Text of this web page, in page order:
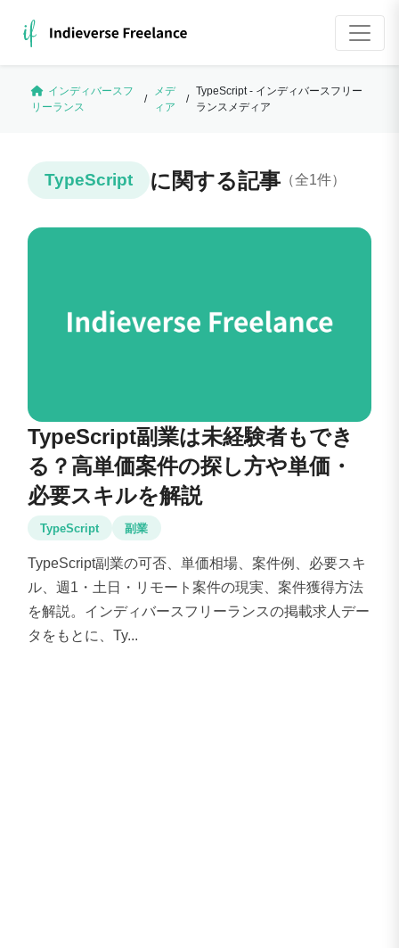
インディバースフ
リーランス
/
メデ
ィア
/
TypeScript - インディバースフリー
ランスメディア
TypeScript に関する記事 （全1件）
TypeScript副業は未経験者もでき
る？高単価案件の探し方や単価・
必要スキルを解説
TypeScript 副業
TypeScript副業の可否、単価相場、案件例、必要スキ
ル、週1・土日・リモート案件の現実、案件獲得方法
を解説。インディバースフリーランスの掲載求人デー
タをもとに、Ty...